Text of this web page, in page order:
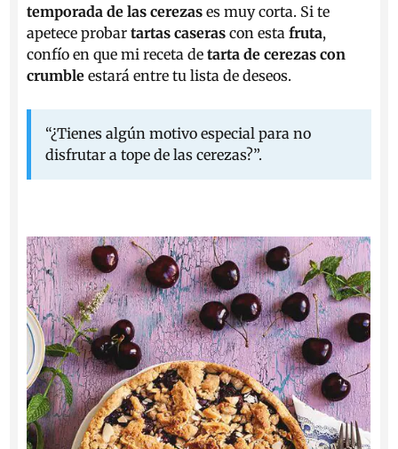
temporada de las cerezas es muy corta. Si te
apetece probartartas caseras con estafruta,
confío en que mi receta detarta de cerezas con
crumble estará entre tu lista de deseos.
“¿Tienes algún motivo especial para no
disfrutar a tope de las cerezas?”.